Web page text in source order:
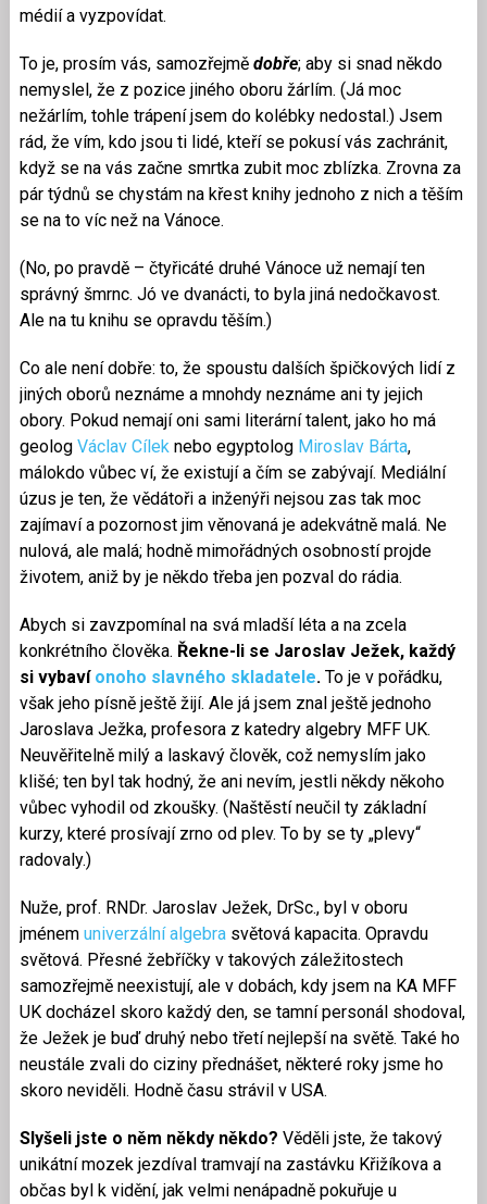
médií a vyzpovídat.
To je, prosím vás, samozřejmě dobře; aby si snad někdo
nemyslel, že z pozice jiného oboru žárlím. (Já moc
nežárlím, tohle trápení jsem do kolébky nedostal.) Jsem
rád, že vím, kdo jsou ti lidé, kteří se pokusí vás zachránit,
když se na vás začne smrtka zubit moc zblízka. Zrovna za
pár týdnů se chystám na křest knihy jednoho z nich a těším
se na to víc než na Vánoce.
(No, po pravdě – čtyřicáté druhé Vánoce už nemají ten
správný šmrnc. Jó ve dvanácti, to byla jiná nedočkavost.
Ale na tu knihu se opravdu těším.)
Co ale není dobře: to, že spoustu dalších špičkových lidí z
jiných oborů neznáme a mnohdy neznáme ani ty jejich
obory. Pokud nemají oni sami literární talent, jako ho má
geolog Václav Cílek nebo egyptolog Miroslav Bárta,
málokdo vůbec ví, že existují a čím se zabývají. Mediální
úzus je ten, že vědátoři a inženýři nejsou zas tak moc
zajímaví a pozornost jim věnovaná je adekvátně malá. Ne
nulová, ale malá; hodně mimořádných osobností projde
životem, aniž by je někdo třeba jen pozval do rádia.
Abych si zavzpomínal na svá mladší léta a na zcela
konkrétního člověka. Řekne-li se Jaroslav Ježek, každý
si vybaví onoho slavného skladatele. To je v pořádku,
však jeho písně ještě žijí. Ale já jsem znal ještě jednoho
Jaroslava Ježka, profesora z katedry algebry MFF UK.
Neuvěřitelně milý a laskavý člověk, což nemyslím jako
klišé; ten byl tak hodný, že ani nevím, jestli někdy někoho
vůbec vyhodil od zkoušky. (Naštěstí neučil ty základní
kurzy, které prosívají zrno od plev. To by se ty „plevy“
radovaly.)
Nuže, prof. RNDr. Jaroslav Ježek, DrSc., byl v oboru
jménem univerzální algebrasvětová kapacita. Opravdu
světová. Přesné žebříčky v takových záležitostech
samozřejmě neexistují, ale v dobách, kdy jsem na KA MFF
UK docházel skoro každý den, se tamní personál shodoval,
že Ježek je buď druhý nebo třetí nejlepší na světě. Také ho
neustále zvali do ciziny přednášet, některé roky jsme ho
skoro neviděli. Hodně času strávil v USA.
Slyšeli jste o něm někdy někdo? Věděli jste, že takový
unikátní mozek jezdíval tramvají na zastávku Křižíkova a
občas byl k vidění, jak velmi nenápadně pokuřuje u